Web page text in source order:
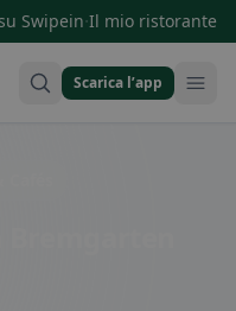
Swipein·Il mio ristorante
Scarica l’app